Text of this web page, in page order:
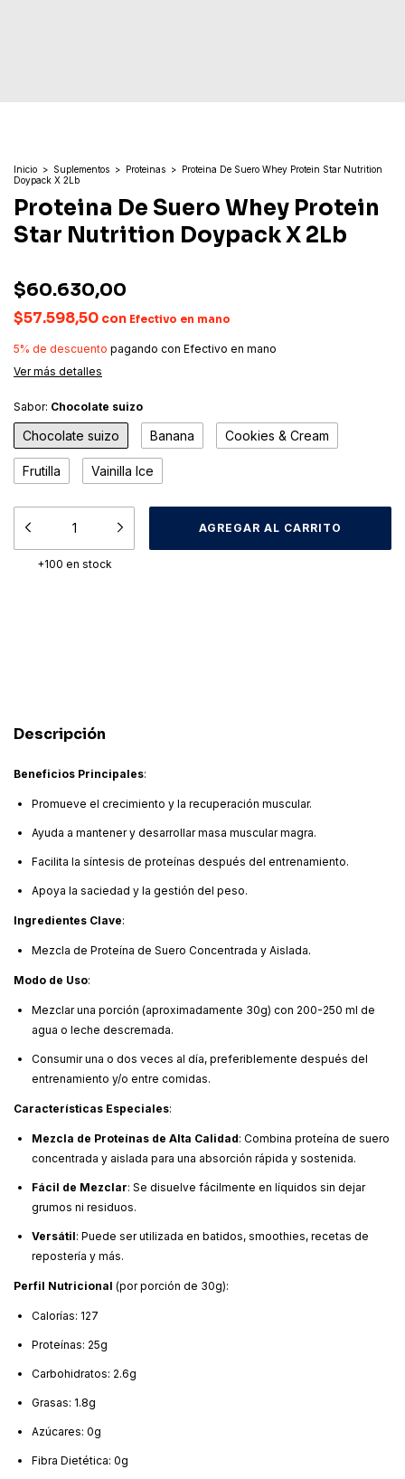
Inicio > Suplementos > Proteinas > Proteina De Suero Whey Protein Star Nutrition
Doypack X 2Lb
Proteina De Suero Whey Protein
Star Nutrition Doypack X 2Lb
$60.630,00
$57.598,50 con Efectivo en mano
5% de descuento pagando con Efectivo en mano
Ver más detalles
Sabor: Chocolate suizo
Chocolate suizo Banana Cookies & Cream
Frutilla Vainilla Ice
+100 en stock
Descripción
Beneficios Principales:
Promueve el crecimiento y la recuperación muscular.
Ayuda a mantener y desarrollar masa muscular magra.
Facilita la síntesis de proteínas después del entrenamiento.
Apoya la saciedad y la gestión del peso.
Ingredientes Clave:
Mezcla de Proteína de Suero Concentrada y Aislada.
Modo de Uso:
Mezclar una porción (aproximadamente 30g) con 200-250 ml de
agua o leche descremada.
Consumir una o dos veces al día, preferiblemente después del
entrenamiento y/o entre comidas.
Características Especiales:
Mezcla de Proteínas de Alta Calidad: Combina proteína de suero
concentrada y aislada para una absorción rápida y sostenida.
Fácil de Mezclar: Se disuelve fácilmente en líquidos sin dejar
grumos ni residuos.
Versátil: Puede ser utilizada en batidos, smoothies, recetas de
repostería y más.
Perfil Nutricional (por porción de 30g):
Calorías: 127
Proteínas: 25g
Carbohidratos: 2.6g
Grasas: 1.8g
Azúcares: 0g
Fibra Dietética: 0g